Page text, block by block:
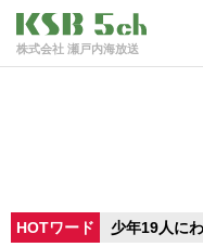
株式会社 瀬戸内海放送
HOTワード 少年19人に